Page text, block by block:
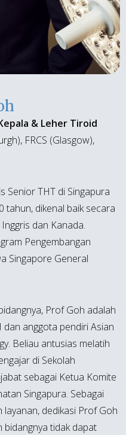
& Leher Tiroid
FRCS (Glasgow),
Senior THT di Singapura
tahun, dikenal baik secara
dan Kanada.
Pengembangan
Singapore General
Prof Goh adalah
dan anggota pendiri Asian
Beliau antusias melatih
di Sekolah
sebagai Ketua Komite
Singapura. Sebagai
dedikasi Prof Goh
bidangnya tidak dapat